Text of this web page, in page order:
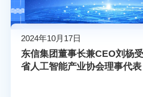
2024年10月17日
东信集团董事长兼CEO刘杨
省人工智能产业协会理事代表